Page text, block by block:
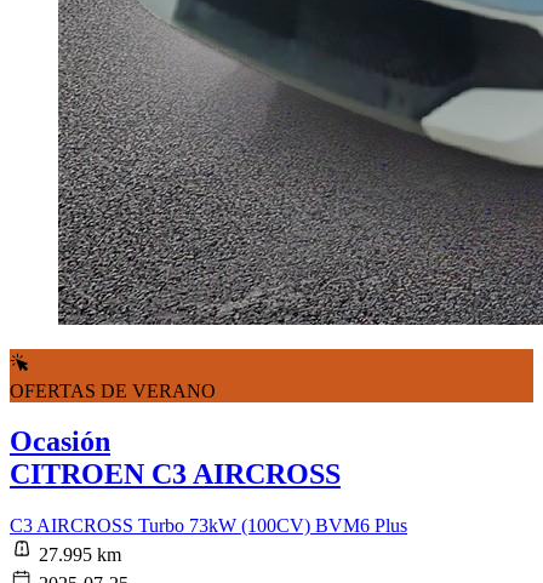
OFERTAS DE VERANO
Ocasión
CITROEN C3 AIRCROSS
C3 AIRCROSS Turbo 73kW (100CV) BVM6 Plus
27.995 km